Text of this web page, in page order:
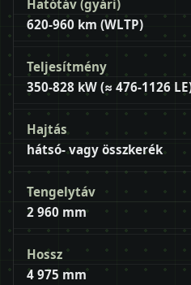
Hatótáv (gyári)
620-960 km (WLTP)
Teljesítmény
350-828 kW (≈ 476-1126
Hajtás
hátsó- vagy összkerék
Tengelytáv
2 960 mm
Hossz
4 975 mm